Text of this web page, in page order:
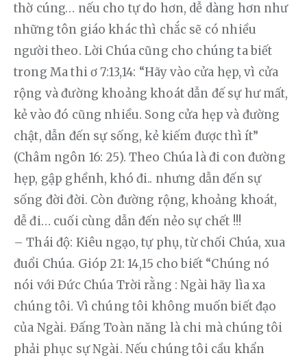
thờ cúng… nếu cho tự do hơn, dễ dàng hơn như
những tôn giáo khác thì chắc sẽ có nhiều
người theo. Lời Chúa cũng cho chúng ta biết
trong Ma thi ơ 7:13,14: “Hãy vào cửa hẹp, vì cửa
rộng và đường khoảng khoát dẫn đế sự hư mất,
kẻ vào đó cũng nhiều. Song cửa hẹp và đường
chật, dẫn đến sự sống, kẻ kiếm được thì ít”
(Châm ngôn 16: 25). Theo Chúa là đi con đường
hẹp, gập ghềnh, khó đi.. nhưng dẫn đến sự
sống đời đời. Còn đường rộng, khoảng khoát,
dễ đi… cuối cùng dẫn đến nẻo sự chết !!!
– Thái độ: Kiêu ngạo, tự phụ, từ chối Chúa, xua
đuổi Chúa. Gióp 21: 14,15 cho biết “Chúng nó
nói với Đức Chúa Trời rằng : Ngài hãy lìa xa
chúng tôi. Vì chúng tôi không muốn biết đạo
của Ngài. Đấng Toàn năng là chi mà chúng tôi
phải phục sự Ngài. Nếu chúng tôi cầu khẩn